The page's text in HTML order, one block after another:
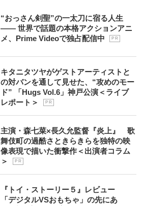
“おっさん剣聖”の一太刀に宿る人生
―― 世界で話題の本格アクションアニ
メ、Prime Videoで独占配信中
P R
キタニタツヤがゲストアーティストと
の対バンを通して見せた、“攻めのモー
ド” 「Hugs Vol.6」神戸公演＜ライブ
レポート＞
P R
主演・森七菜×長久允監督『炎上』 歌
舞伎町の過酷さときらきらを独特の映
像表現で描いた衝撃作＜出演者コラム
＞
P R
『トイ・ストーリー５』レビュー
「デジタルVSおもちゃ」の先にあ